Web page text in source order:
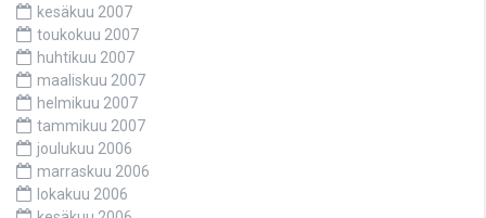
kesäkuu 2007
toukokuu 2007
huhtikuu 2007
maaliskuu 2007
helmikuu 2007
tammikuu 2007
joulukuu 2006
marraskuu 2006
lokakuu 2006